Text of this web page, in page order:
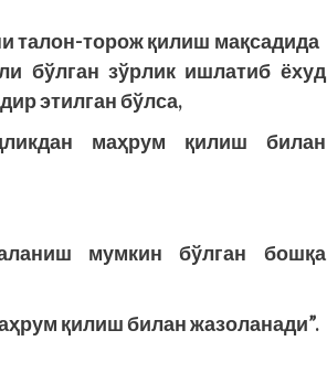
талон-торож қилиш мақсадида
бўлган зўрлик ишлатиб ёхуд
этилган бўлса,
маҳрум қилиш билан
мумкин бўлган бошқа
қилиш билан жазоланади”.